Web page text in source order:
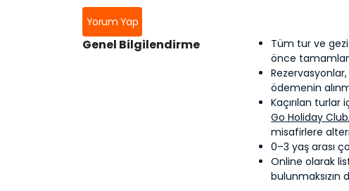
Yorum Yap
Genel Bilgilendirme
Tüm tur ve
önce
ödemenin
Kaçırılan
Go Holiday Club
misafirlere
0–3 yaş arası
Online olarak
bulunmaksızın